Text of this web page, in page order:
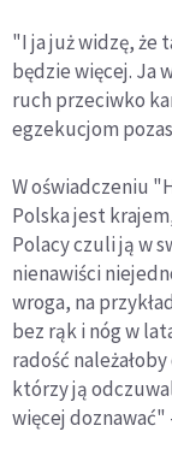
"I ja już widzę, że
będzie więcej. Ja
ruch przeciwko
egzekucjom
W oświadczeniu
Polska jest
Polacy czuli ją w
nienawiści
wroga, na
bez rąk i nóg w
radość
którzy ją
więcej doznawać"